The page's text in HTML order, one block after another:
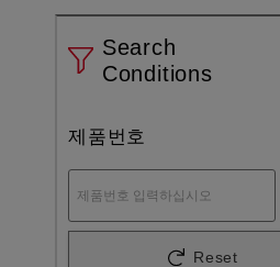
Search
Conditions
제품번호
Reset